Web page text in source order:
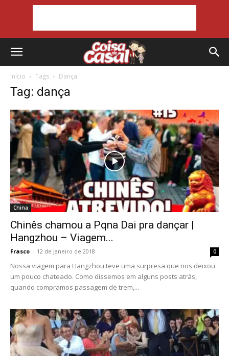
Início Tags Dança
Tag: dança
China
Chinês chamou a Pqna Dai pra dançar |
Hangzhou – Viagem...
Frasco - 12 de janeiro de 2018 0
Nossa viagem para Hangzhou teve uma surpresa que nos deixou
um pouco chateado. Como dissemos em alguns posts atrás,
quando compramos passagem de trem,...